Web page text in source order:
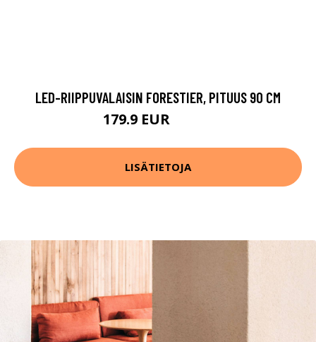
LED-RIIPPUVALAISIN FORESTIER, PITUUS 90 CM
179.9 EUR
LISÄTIETOJA